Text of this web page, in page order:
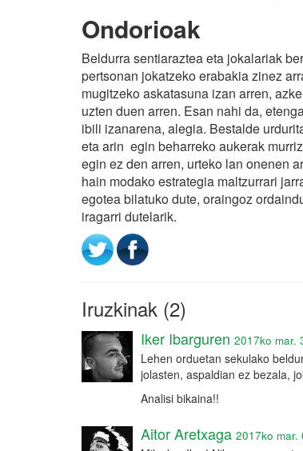
Ondorioak
Beldurra sentiaraztea eta jokalariak
pertsonan jokatzeko erabakia zinez
mugitzeko askatasuna izan arren,
uzten duen arren. Esan nahi da,
ibili izanarena, alegia. Bestalde
eta arin egin beharreko aukerak
egin ez den arren, urteko lan onenen
hain modako estrategia maltzurrari
egotea bilatuko dute, oraingoz
iragarri dutelarik.
Iruzkinak (2)
Iker Ibarguren 2017ko mar.
Lehen orduetan sekulako
jolasten, aspaldian ez bezala,
Analisi bikaina!!
Aitor Aretxaga 2017ko mar.